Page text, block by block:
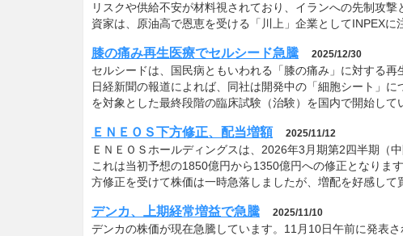
リスクや供給不安が材料視されており、イランへの先制攻
資家は、原油高で恩恵を受ける「川上」企業としてINPEX
膝の痛み再生医療でセルシード急騰 2025/12/30
セルシードは、国民病ともいわれる「膝の痛み」に対する
日経新聞の報道によれば、同社は開発中の「細胞シート」
を対象とした最終段階の臨床試験（治験）を国内で開始し
ＥＮＥＯＳ下方修正、配当増額 2025/11/12
ＥＮＥＯＳホールディングスは、2026年3月期第2四半期（
これは当初予想の1850億円から1350億円への修正となりま
方修正を受けて株価は一時急落しましたが、増配を好感し
デンカ、上期経常増益で急騰 2025/11/10
デンカの株価が現在急騰しています。11月10日午前に発表